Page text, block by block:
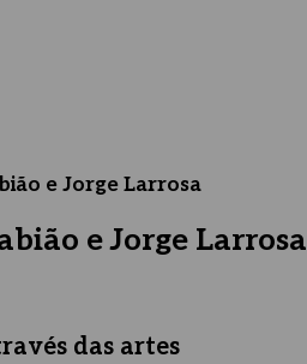
e Jorge Larrosa
e Jorge Larrosa
das artes